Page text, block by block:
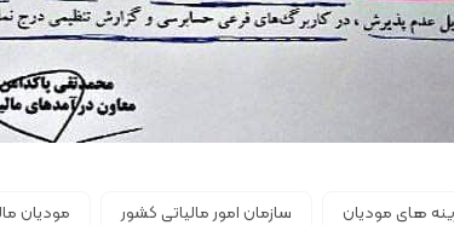
های مودیان سازمان امور مالیاتی کشور مودیان